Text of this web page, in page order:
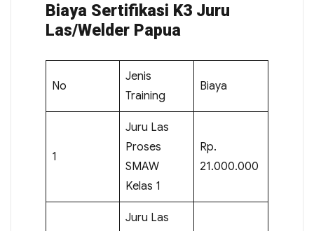
Biaya Sertifikasi K3 Juru
Las/Welder Papua
No
Jenis
Training
Biaya
1
Juru Las
Proses
SMAW
Kelas 1
Rp.
21.000.000
Juru Las